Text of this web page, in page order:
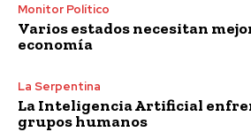
Monitor Político
Varios estados necesitan
economía
La Serpentina
La Inteligencia Artificial
grupos humanos